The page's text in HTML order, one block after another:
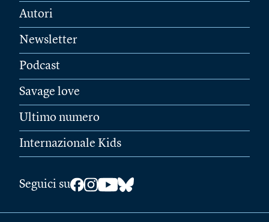
Autori
Newsletter
Podcast
Savage love
Ultimo numero
Internazionale Kids
Seguici su